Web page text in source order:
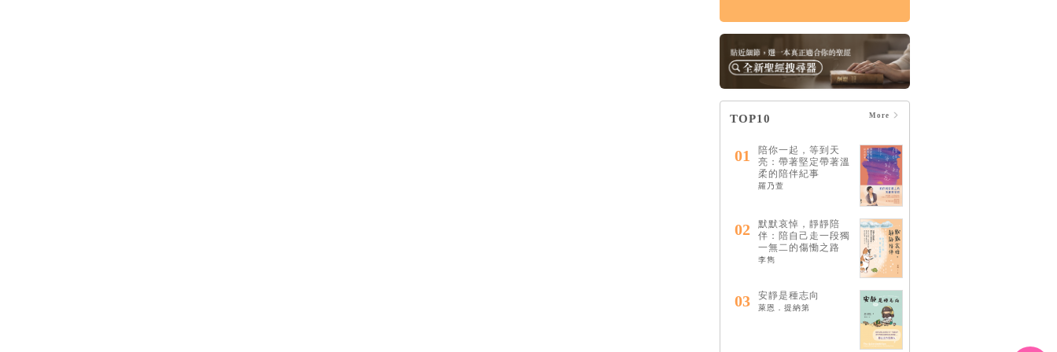
性陪伴：和耶穌一起
成為最好的傾聽者
HK$109 $115
TOP10 More
01
陪你一起，等到天
亮：帶著堅定帶著溫
柔的陪伴紀事
羅乃萱
02
默默哀悼，靜靜陪
伴：陪自己走一段獨
一無二的傷慟之路
李雋
03 安靜是種志向
萊恩．提納第